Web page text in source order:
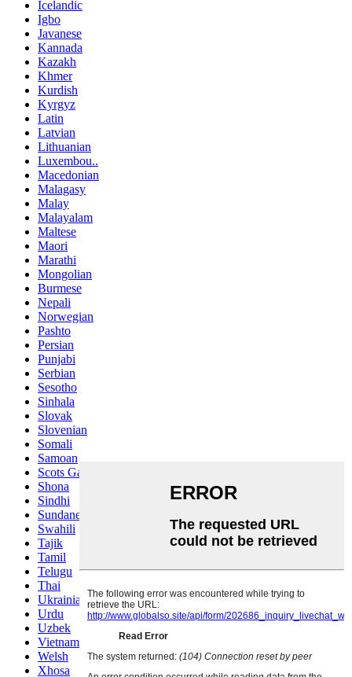
Icelandic
Igbo
Javanese
Kannada
Kazakh
Khmer
Kurdish
Kyrgyz
Latin
Latvian
Lithuanian
Luxembou..
Macedonian
Malagasy
Malay
Malayalam
Maltese
Maori
Marathi
Mongolian
Burmese
Nepali
Norwegian
Pashto
Persian
Punjabi
Serbian
Sesotho
Sinhala
Slovak
Slovenian
Somali
Samoan
Scots Gaelic
Shona
Sindhi
Sundanese
Swahili
Tajik
Tamil
Telugu
Thai
Ukrainian
Urdu
Uzbek
Vietnamese
Welsh
Xhosa